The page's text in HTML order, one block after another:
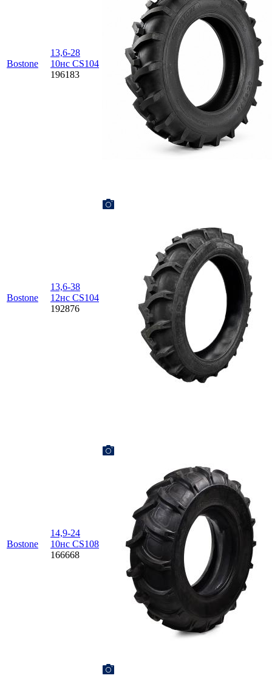
Bostone
13,6-28
10нс CS104
196183
Bostone
13,6-38
12нс CS104
192876
Bostone
14,9-24
10нс CS108
166668